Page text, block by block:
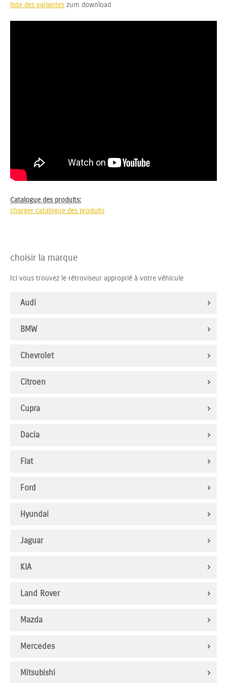
liste des variantes zum download
Catalogue des produits:
charger catalogue des produits
choisir la marque
Ici vous trouvez le rétroviseur approprié à votre véhicule
Audi
BMW
Chevrolet
Citroen
Cupra
Dacia
Fiat
Ford
Hyundai
Jaguar
KIA
Land Rover
Mazda
Mercedes
Mitsubishi